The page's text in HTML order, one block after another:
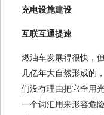
充电设施建设
互联互通提速
燃油车发展得很快，
几亿年大自然形成的
们没有理由把它全用
一个词汇用来形容危